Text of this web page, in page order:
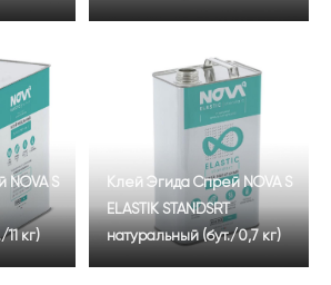
S
кг)
Клей Эгида Спрей NOVA S
ELASTIK STANDSRT
натуральный (бут./0,7 кг)